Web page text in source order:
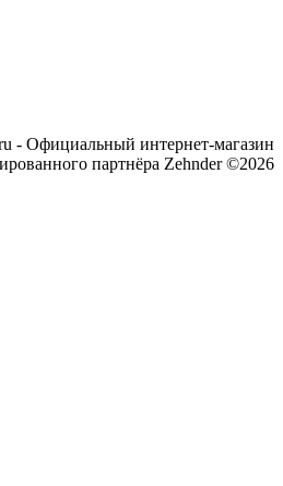
- Официальный интернет-магазин
партнёра Zehnder ©2026